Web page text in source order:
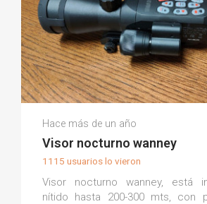
Alex L.
Hace más de un año
Visor nocturno wanney
1115 usuarios lo vieron
Visor nocturno wanney, está
nítido hasta 200-300 mts, con